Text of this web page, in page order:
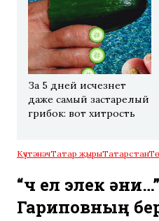
За 5 дней исчезнет
даже самый застарелый
грибок: вот хитрость
КүчтәнәчТатар җырыТатарстан
“Өч ел элек
Гариповның